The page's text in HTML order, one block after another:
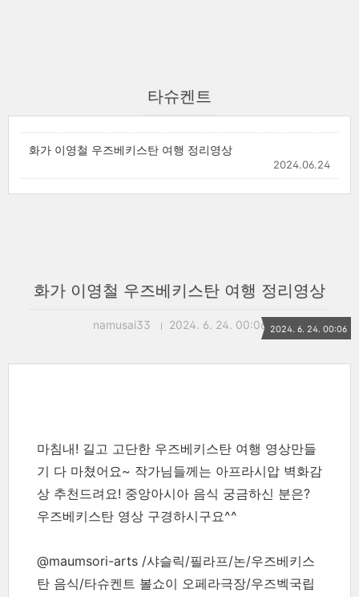
타슈켄트
화가 이영철 우즈베키스탄 여행 정리영상
2024.06.24
화가 이영철 우즈베키스탄 여행 정리영상
namusai33 2024. 6. 24. 00:06 2024. 6. 24. 00:06
마침내! 길고 고단한 우즈베키스탄 여행 영상만들
기 다 마쳤어요~ 작가님들께는 아프라시압 벽화감
상 추천드려요! 중앙아시아 음식 궁금하신 분은?
우즈베키스탄 영상 구경하시구요^^
@maumsori-arts /샤슬릭/필라프/논/우즈베키스
탄 음식/타슈켄트 볼쇼이 오페라극장/우즈벡국립